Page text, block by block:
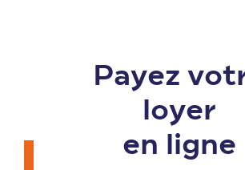
Payez
loyer
en ligne